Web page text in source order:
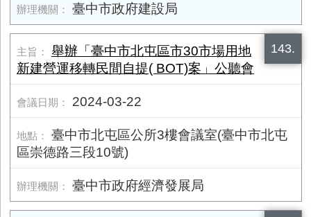
臺中市政府建設局
143.
舉辦「臺中市北屯區市30市場用地
新建營運移轉民間自提( BOT)案」公聽會
2024-03-22
臺中市北屯區公所3樓會議室(臺中市北屯
區崇德路三段10號)
臺中市政府經濟發展局